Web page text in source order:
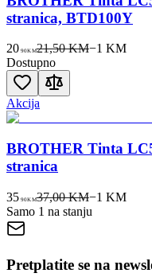
stranica, BTD100Y
20 90KM21,50 KM−1 KM
Dostupno
Akcija
BROTHER Tinta
stranica
35 90KM37,00 KM−1 KM
Samo 1 na stanju
Pretplatite se na